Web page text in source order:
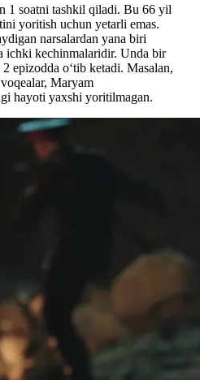
1 soatni tashkil qiladi. Bu 66 yil
yoritish uchun yetarli emas.
narsalardan yana biri
ichki kechinmalaridir. Unda bir
epizodda oʻtib ketadi. Masalan,
Maryam
hayoti yaxshi yoritilmagan.